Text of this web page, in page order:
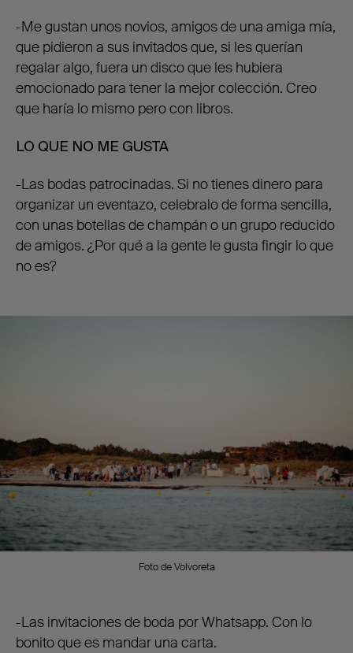
-Me gustan unos novios, amigos de una amiga mía,
que pidieron a sus invitados que, si les querían
regalar algo, fuera un disco que les hubiera
emocionado para tener la mejor colección. Creo
que haría lo mismo pero con libros.
LO QUE NO ME GUSTA
-Las bodas patrocinadas. Si no tienes dinero para
organizar un eventazo, celebralo de forma sencilla,
con unas botellas de champán o un grupo reducido
de amigos. ¿Por qué a la gente le gusta fingir lo que
no es?
Foto de Volvoreta
-Las invitaciones de boda por Whatsapp. Con lo
bonito que es mandar una carta.